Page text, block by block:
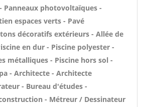
Panneaux photovoltaïques -
espaces verts - Pavé
décoratifs extérieurs - Allée de
en dur - Piscine polyester -
métalliques - Piscine hors sol -
- Architecte - Architecte
- Bureau d'études -
- Métreur / Dessinateur